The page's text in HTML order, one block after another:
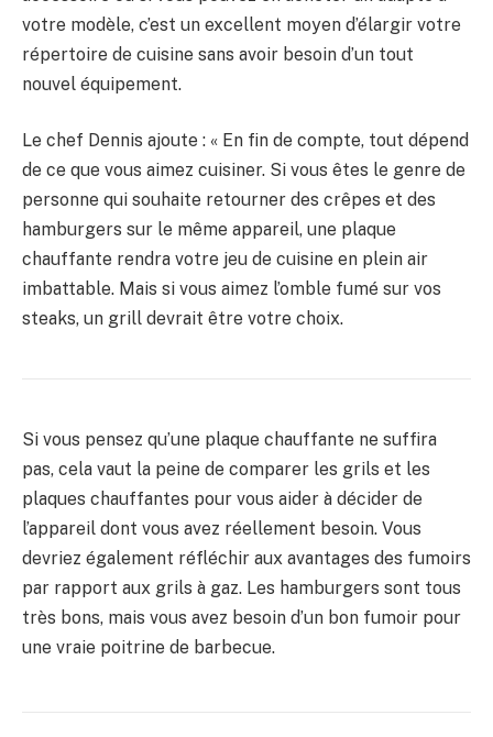
votre modèle, c’est un excellent moyen d’élargir votre
répertoire de cuisine sans avoir besoin d’un tout
nouvel équipement.
Le chef Dennis ajoute : « En fin de compte, tout dépend
de ce que vous aimez cuisiner. Si vous êtes le genre de
personne qui souhaite retourner des crêpes et des
hamburgers sur le même appareil, une plaque
chauffante rendra votre jeu de cuisine en plein air
imbattable. Mais si vous aimez l’omble fumé sur vos
steaks, un grill devrait être votre choix.
Si vous pensez qu’une plaque chauffante ne suffira
pas, cela vaut la peine de comparer les grils et les
plaques chauffantes pour vous aider à décider de
l’appareil dont vous avez réellement besoin. Vous
devriez également réfléchir aux avantages des fumoirs
par rapport aux grils à gaz. Les hamburgers sont tous
très bons, mais vous avez besoin d’un bon fumoir pour
une vraie poitrine de barbecue.